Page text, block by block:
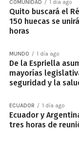
COMUNIDAD 1 día ago
Quito buscará el
150 huecas se
horas
MUNDO 1 día ago
De la Espriella
mayorías
seguridad y la
ECUADOR 1 día ago
Ecuador y
tres horas de